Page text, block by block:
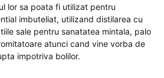
lor sa poata fi utilizat pentru
imbuteliat, utilizand distilarea cu
sale pentru sanatatea mintala, palo
atunci cand vine vorba de
impotriva bolilor.